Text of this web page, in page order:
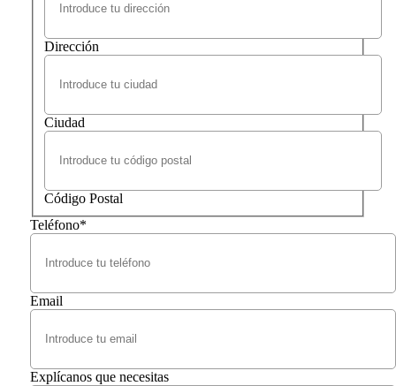
Dirección
Ciudad
Código Postal
Teléfono*
Email
Explícanos que necesitas